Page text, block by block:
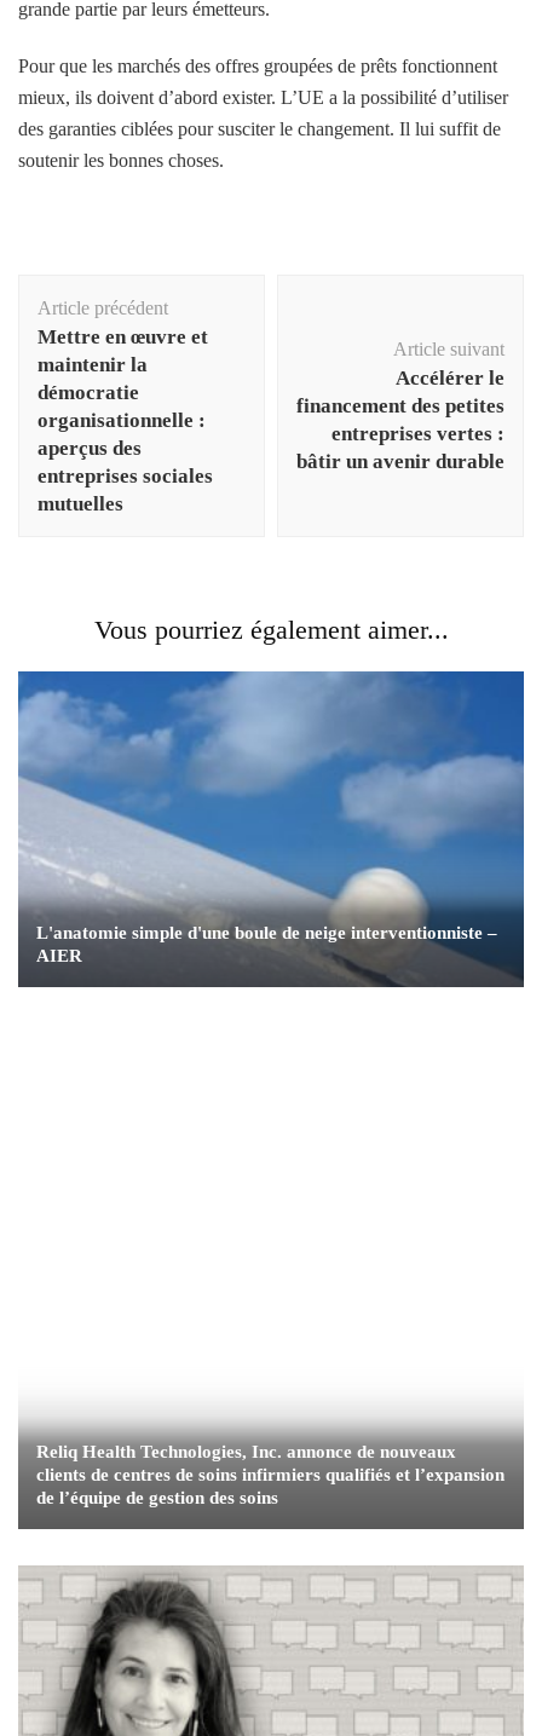
grande partie par leurs émetteurs.
Pour que les marchés des offres groupées de prêts fonctionnent
mieux, ils doivent d’abord exister. L’UE a la possibilité d’utiliser
des garanties ciblées pour susciter le changement. Il lui suffit de
soutenir les bonnes choses.
d'article
Article précédent
Mettre en œuvre et
maintenir la
démocratie
organisationnelle :
aperçus des
entreprises sociales
mutuelles
Article suivant
Accélérer le
financement des petites
entreprises vertes :
bâtir un avenir durable
Vous pourriez également aimer...
L'anatomie simple d'une boule de neige interventionniste –
AIER
Reliq Health Technologies, Inc. annonce de nouveaux
clients de centres de soins infirmiers qualifiés et l’expansion
de l’équipe de gestion des soins